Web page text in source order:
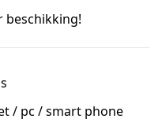
beschikking!
/ pc / smart phone